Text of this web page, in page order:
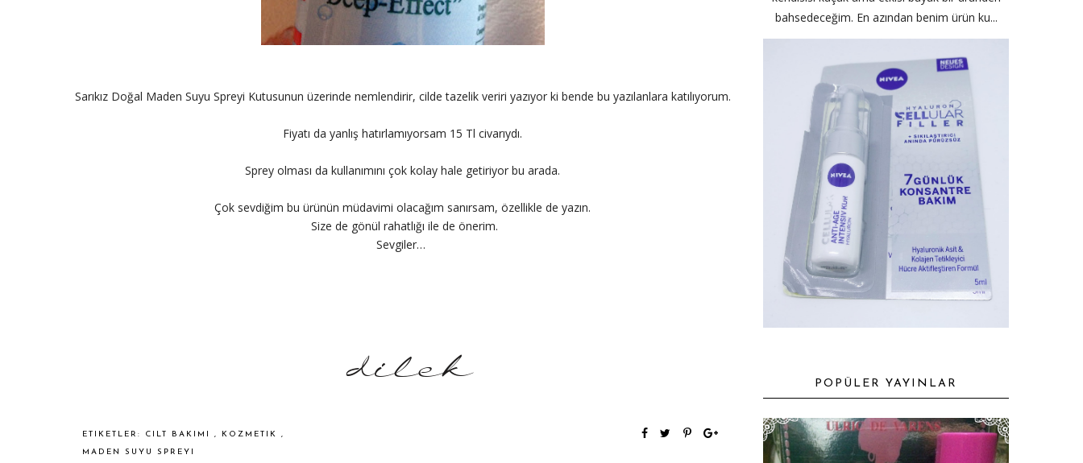
Sarıkız Doğal Maden Suyu Spreyi Kutusunun üzerinde nemlendirir, cilde tazelik veriri yazıyor ki bende bu yazılanlara katılıyorum.
Fiyatı da yanlış hatırlamıyorsam 15 Tl civarıydı.
Sprey olması da kullanımını çok kolay hale getiriyor bu arada.
Çok sevdiğim bu ürünün müdavimi olacağım sanırsam, özellikle de yazın.
Size de gönül rahatlığı ile de önerim.
Sevgiler…
ETIKETLER: CILT BAKIMI , KOZMETIK ,
MADEN SUYU SPREYI
bahsedeceğim. En azından benim ürün ku...
POPÜLER YAYINLAR